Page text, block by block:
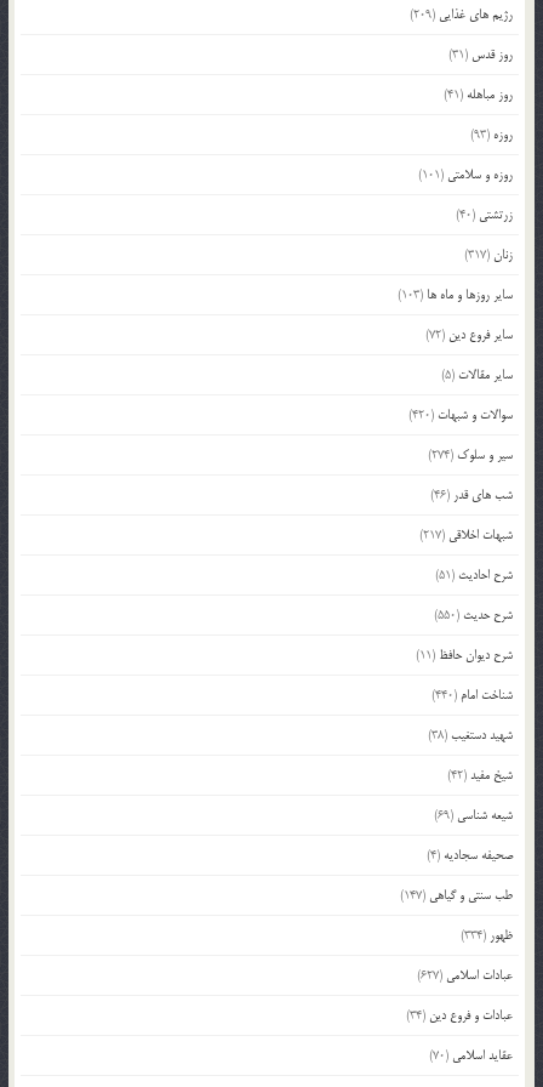
رژیم های غذایی (209)
روز قدس (31)
روز مباهله (41)
روزه (93)
روزه و سلامتی (101)
زرتشتی (40)
زنان(317)
سایر روزها و ماه ها (103)
سایر فروع دین (72)
سایر مقالات (5)
سوالات و شبهات (420)
سیر و سلوک (274)
شب های قدر (46)
شبهات اخلاقی (217)
شرح احادیث (51)
شرح حدیث (550)
شرح دیوان حافظ (11)
شناخت امام (440)
شهید دستغیب(38)
شیخ مفید(42)
شیعه شناسی (69)
صحیفه سجادیه (4)
طب سنتی و گیاهی (147)
ظهور (334)
عبادات اسلامی (627)
عبادات و فروع دین (34)
عقاید اسلامی (70)